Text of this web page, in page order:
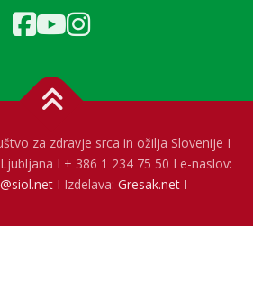
za zdravje srca in ožilja Slovenije I
I + 386 1 234 75 50 I e-naslov:
I Izdelava: Gresak.net I